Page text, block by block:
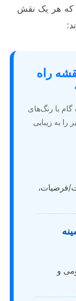
است که هر یک نقش
راه
گام با رنگ‌های
به زیبایی
فرضیات،
و